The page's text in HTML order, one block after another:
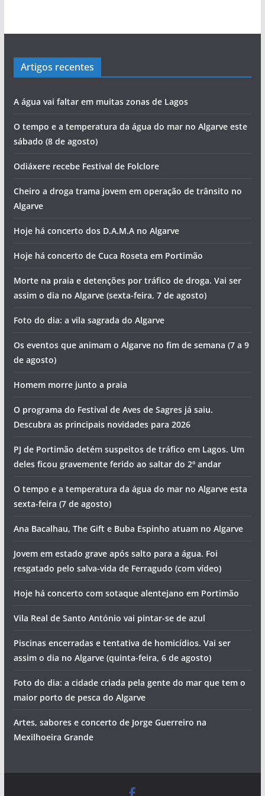
Artigos recentes
A água vai faltar em muitas zonas de Lagos
O tempo e a temperatura da água do mar no Algarve este
sábado (8 de agosto)
Odiáxere recebe Festival de Folclore
Cheiro a droga trama jovem em operação de trânsito no
Algarve
Hoje há concerto dos D.A.M.A no Algarve
Hoje há concerto de Cuca Roseta em Portimão
Morte na praia e detenções por tráfico de droga. Vai ser
assim o dia no Algarve (sexta-feira, 7 de agosto)
Foto do dia: a vila sagrada do Algarve
Os eventos que animam o Algarve no fim de semana (7 a 9
de agosto)
Homem morre junto a praia
O programa do Festival de Aves de Sagres já saiu.
Descubra as principais novidades para 2026
PJ de Portimão detém suspeitos de tráfico em Lagos. Um
deles ficou gravemente ferido ao saltar do 2º andar
O tempo e a temperatura da água do mar no Algarve esta
sexta-feira (7 de agosto)
Ana Bacalhau, The Gift e Buba Espinho atuam no Algarve
Jovem em estado grave após salto para a água. Foi
resgatado pelo salva-vida de Ferragudo (com vídeo)
Hoje há concerto com sotaque alentejano em Portimão
Vila Real de Santo António vai pintar-se de azul
Piscinas encerradas e tentativa de homicídios. Vai ser
assim o dia no Algarve (quinta-feira, 6 de agosto)
Foto do dia: a cidade criada pela gente do mar que tem o
maior porto de pesca do Algarve
Artes, sabores e concerto de Jorge Guerreiro na
Mexilhoeira Grande